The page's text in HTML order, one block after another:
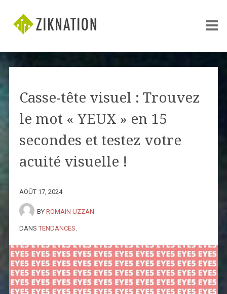
Casse-tête visuel : Trouvez
le mot « YEUX » en 15
secondes et testez votre
acuité visuelle !
AOÛT 17, 2024
BY ROMAIN UZZAN
DANS TENDANCES